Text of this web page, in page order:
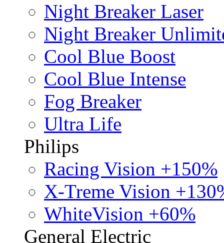
Night Breaker Laser
Night Breaker
Cool Blue Boost
Cool Blue Intense
Fog Breaker
Ultra Life
Philips
Racing Vision +150%
X-Treme Vision
WhiteVision +60%
General Electric